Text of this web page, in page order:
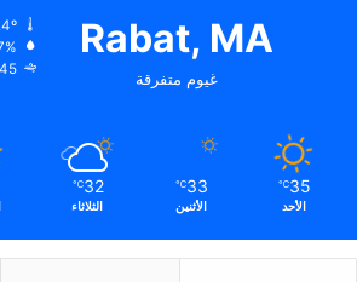
Rabat, MA
غيوم متفرقة
1.45
35
℃
الأحد
33
℃
الأثنين
32
℃
الثلاثاء